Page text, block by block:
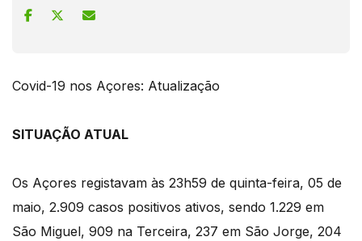
Covid-19 nos Açores: Atualização
SITUAÇÃO ATUAL
Os Açores registavam às 23h59 de quinta-feira, 05 de
maio, 2.909 casos positivos ativos, sendo 1.229 em
São Miguel, 909 na Terceira, 237 em São Jorge, 204